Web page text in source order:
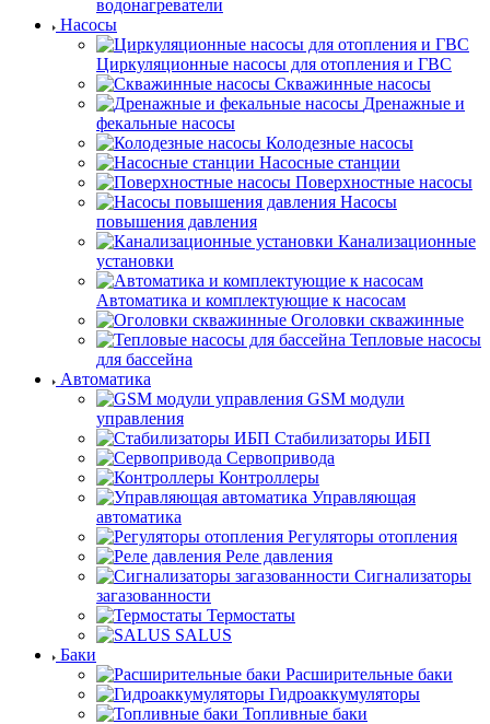
водонагреватели
Насосы
Циркуляционные насосы для отопления и ГВС
Скважинные насосы
Дренажные и
фекальные насосы
Колодезные насосы
Насосные станции
Поверхностные насосы
Насосы
повышения давления
Канализационные
установки
Автоматика и комплектующие к насосам
Оголовки скважинные
Тепловые насосы
для бассейна
Автоматика
GSM модули
управления
Стабилизаторы ИБП
Сервопривода
Контроллеры
Управляющая
автоматика
Регуляторы отопления
Реле давления
Сигнализаторы
загазованности
Термостаты
SALUS
Баки
Расширительные баки
Гидроаккумуляторы
Топливные баки